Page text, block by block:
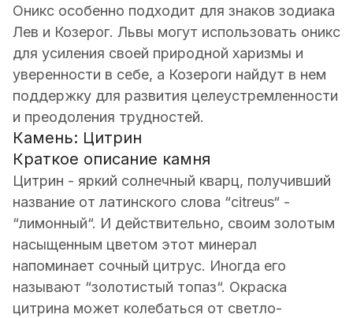
Оникс особенно подходит для знаков зодиака
Лев и Козерог. Львы могут использовать оникс
для усиления своей природной харизмы и
уверенности в себе, а Козероги найдут в нем
поддержку для развития целеустремленности
и преодоления трудностей.
Камень: Цитрин
Краткое описание камня
Цитрин - яркий солнечный кварц, получивший
название от латинского слова “citreus“ -
“лимонный“. И действительно, своим золотым
насыщенным цветом этот минерал
напоминает сочный цитрус. Иногда его
называют “золотистый топаз“. Окраска
цитрина может колебаться от светло-